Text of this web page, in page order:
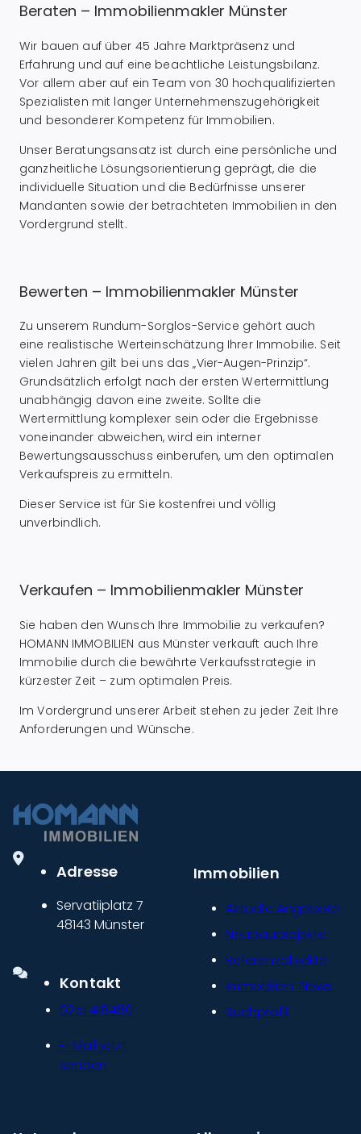
Beraten – Immobilienmakler Münster
Wir bauen auf über 45 Jahre Marktpräsenz und
Erfahrung und auf eine beachtliche Leistungsbilanz.
Vor allem aber auf ein Team von 30 hochqualifizierten
Spezialisten mit langer Unternehmenszugehörigkeit
und besonderer Kompetenz für Immobilien.
Unser Beratungsansatz ist durch eine persönliche und
ganzheitliche Lösungsorientierung geprägt, die die
individuelle Situation und die Bedürfnisse unserer
Mandanten sowie der betrachteten Immobilien in den
Vordergrund stellt.
Bewerten – Immobilienmakler Münster
Zu unserem Rundum-Sorglos-Service gehört auch
eine realistische Werteinschätzung Ihrer Immobilie. Seit
vielen Jahren gilt bei uns das „Vier-Augen-Prinzip“.
Grundsätzlich erfolgt nach der ersten Wertermittlung
unabhängig davon eine zweite. Sollte die
Wertermittlung komplexer sein oder die Ergebnisse
voneinander abweichen, wird ein interner
Bewertungsausschuss einberufen, um den optimalen
Verkaufspreis zu ermitteln.
Dieser Service ist für Sie kostenfrei und völlig
unverbindlich.
Verkaufen – Immobilienmakler Münster
Sie haben den Wunsch Ihre Immobilie zu verkaufen?
HOMANN IMMOBILIEN aus Münster verkauft auch Ihre
Immobilie durch die bewährte Verkaufsstrategie in
kürzester Zeit – zum optimalen Preis.
Im Vordergrund unserer Arbeit stehen zu jeder Zeit Ihre
Anforderungen und Wünsche.
Adresse
Servatiiplatz 7
48143 Münster
Kontakt
0251 418480
E-Mail jetzt
senden
Immobilien
Aktuelle Angebote
Neubauprojekte
Referenzobjekte
Immobilien-News
Suchprofil